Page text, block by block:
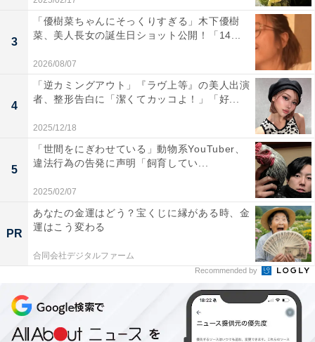
3
「優樹菜ちゃんにそっくりすぎる」木下優樹
菜、美人長女の誕生日ショット公開！「14...
2026/08/07
4
「逆カミングアウト」『ラヴ上等』の美人出演
者、整形告白に「潔くてカッコよ！」「好...
2025/12/18
5
「世間をにぎわせている」動物系YouTuber、
違法行為の告発に声明「飼育してい...
2025/02/07
PR
あなたの金運はどう？宝くじに縁がある時、金
運はこう変わる
合同会社デジタルファーム
Recommended by